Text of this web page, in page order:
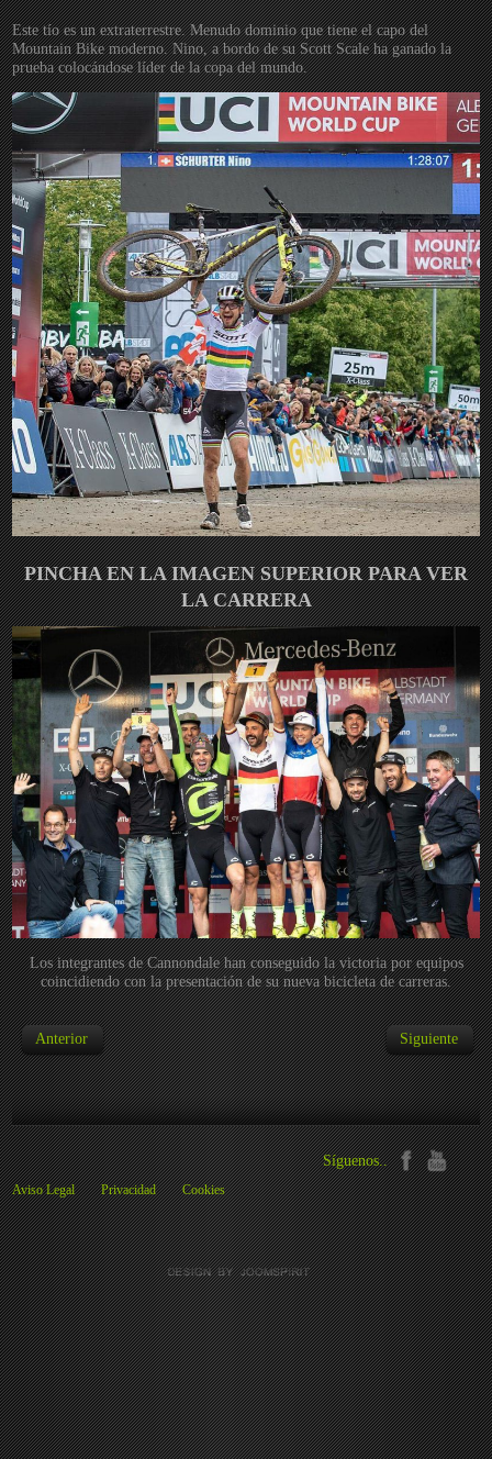
Este tío es un extraterrestre. Menudo dominio que tiene el capo del
Mountain Bike moderno. Nino, a bordo de su Scott Scale ha ganado la
prueba colocándose líder de la copa del mundo.
PINCHA EN LA IMAGEN SUPERIOR PARA VER
LA CARRERA
Los integrantes de Cannondale han conseguido la victoria por equipos
coincidiendo con la presentación de su nueva bicicleta de carreras.
Anterior Siguiente
Síguenos..
Aviso Legal Privacidad Cookies